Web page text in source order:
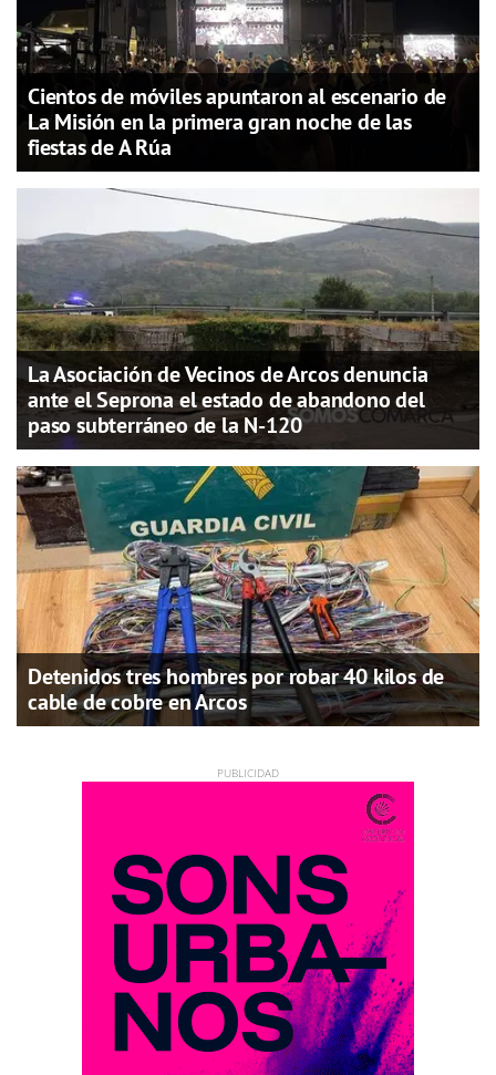
Cientos de móviles apuntaron al escenario de
La Misión en la primera gran noche de las
fiestas de A Rúa
La Asociación de Vecinos de Arcos denuncia
ante el Seprona el estado de abandono del
paso subterráneo de la N-120
Detenidos tres hombres por robar 40 kilos de
cable de cobre en Arcos